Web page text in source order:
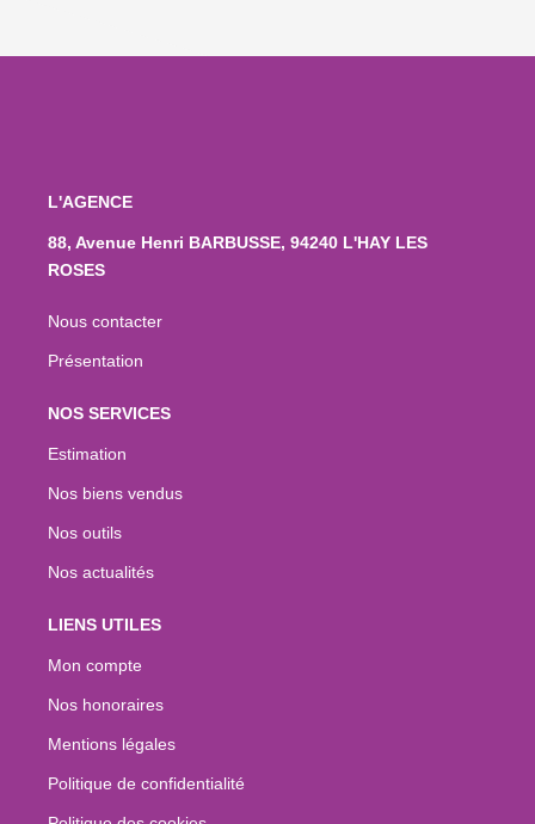
L'AGENCE
88, Avenue Henri BARBUSSE, 94240 L'HAY LES
ROSES
Nous contacter
Présentation
NOS SERVICES
Estimation
Nos biens vendus
Nos outils
Nos actualités
LIENS UTILES
Mon compte
Nos honoraires
Mentions légales
Politique de confidentialité